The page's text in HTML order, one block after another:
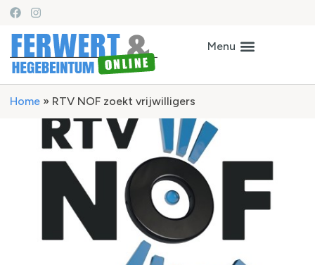
Home » RTV NOF zoekt vrijwilligers